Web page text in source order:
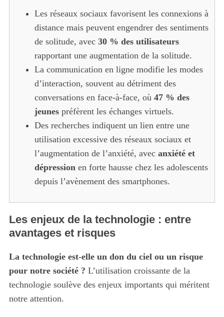
Les réseaux sociaux favorisent les connexions à
distance mais peuvent engendrer des sentiments
de solitude, avec 30 % des utilisateurs
rapportant une augmentation de la solitude.
La communication en ligne modifie les modes
d’interaction, souvent au détriment des
conversations en face-à-face, où 47 % des
jeunespréfèrent les échanges virtuels.
Des recherches indiquent un lien entre une
utilisation excessive des réseaux sociaux et
l’augmentation de l’anxiété, avec anxiété et
dépressionen forte hausse chez les adolescents
depuis l’avènement des smartphones.
Les enjeux de la technologie : entre
avantages et risques
La technologie est-elle un don du ciel ou un risque
pour notre société ? L’utilisation croissante de la
technologie soulève des enjeux importants qui méritent
notre attention.